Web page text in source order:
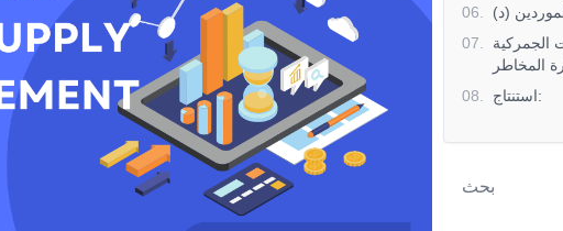
06
07
الجمركية
المخاطر
08
استنتاج: